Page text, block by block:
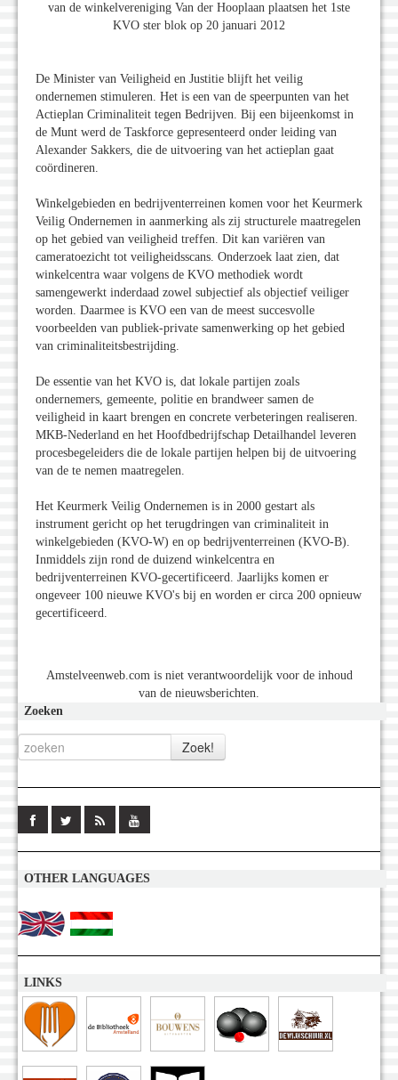
van de winkelvereniging Van der Hooplaan plaatsen het 1ste
KVO ster blok op 20 januari 2012
De Minister van Veiligheid en Justitie blijft het veilig
ondernemen stimuleren. Het is een van de speerpunten van het
Actieplan Criminaliteit tegen Bedrijven. Bij een bijeenkomst in
de Munt werd de Taskforce gepresenteerd onder leiding van
Alexander Sakkers, die de uitvoering van het actieplan gaat
coördineren.
Winkelgebieden en bedrijventerreinen komen voor het Keurmerk
Veilig Ondernemen in aanmerking als zij structurele maatregelen
op het gebied van veiligheid treffen. Dit kan variëren van
cameratoezicht tot veiligheidsscans. Onderzoek laat zien, dat
winkelcentra waar volgens de KVO methodiek wordt
samengewerkt inderdaad zowel subjectief als objectief veiliger
worden. Daarmee is KVO een van de meest succesvolle
voorbeelden van publiek-private samenwerking op het gebied
van criminaliteitsbestrijding.
De essentie van het KVO is, dat lokale partijen zoals
ondernemers, gemeente, politie en brandweer samen de
veiligheid in kaart brengen en concrete verbeteringen realiseren.
MKB-Nederland en het Hoofdbedrijfschap Detailhandel leveren
procesbegeleiders die de lokale partijen helpen bij de uitvoering
van de te nemen maatregelen.
Het Keurmerk Veilig Ondernemen is in 2000 gestart als
instrument gericht op het terugdringen van criminaliteit in
winkelgebieden (KVO-W) en op bedrijventerreinen (KVO-B).
Inmiddels zijn rond de duizend winkelcentra en
bedrijventerreinen KVO-gecertificeerd. Jaarlijks komen er
ongeveer 100 nieuwe KVO's bij en worden er circa 200 opnieuw
gecertificeerd.
Amstelveenweb.com is niet verantwoordelijk voor de inhoud
van de nieuwsberichten.
Zoeken
OTHER LANGUAGES
LINKS